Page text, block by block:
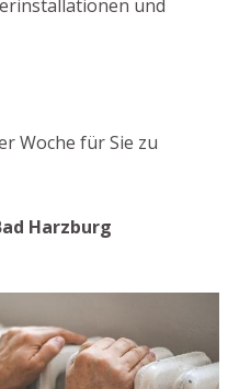
und
Woche für Sie zu
Harzburg